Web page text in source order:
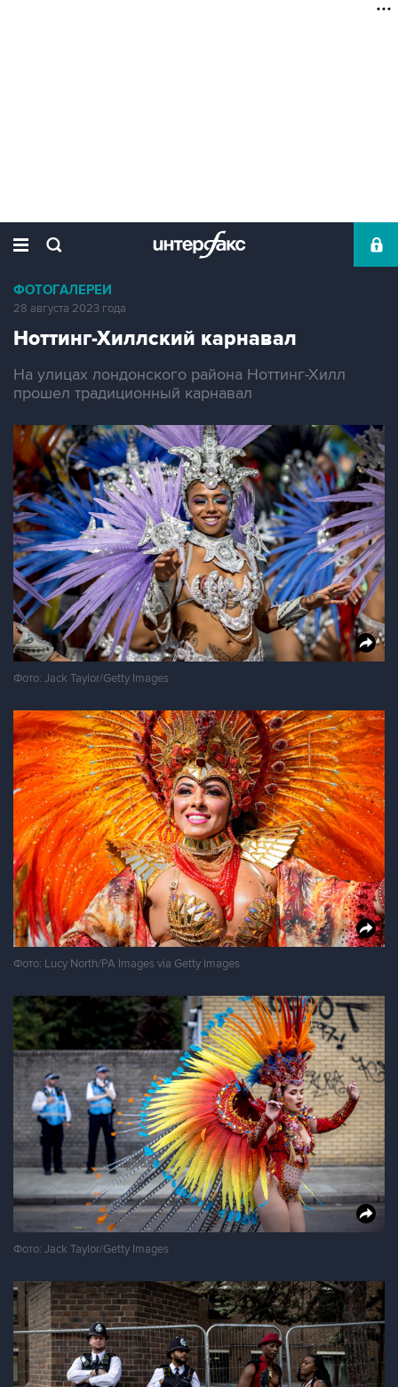
ФОТОГАЛЕРЕИ
28 августа 2023 года
Ноттинг-Хиллский карнавал
На улицах лондонского района Ноттинг-Хилл
прошел традиционный карнавал
Фото: Jack Taylor/Getty Images
Фото: Lucy North/PA Images via Getty Images
Фото: Jack Taylor/Getty Images